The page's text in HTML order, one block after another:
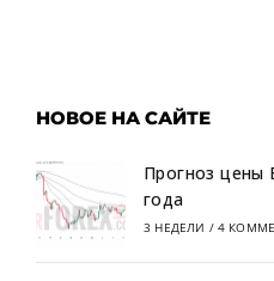
НОВОЕ НА САЙТЕ
Прогноз цены
года
3 НЕДЕЛИ / 4